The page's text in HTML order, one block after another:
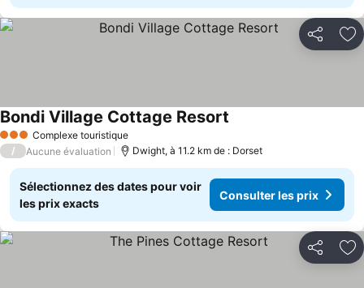
Partager
3 ÉtoilesComplexe touristique
Bondi Village Cottage Resort
/ Aucune évaluation Dwight, à 11.2 km de : Dorset
Sélectionnez des dates pour voir
les prix exacts
Consulter les prix
Partager